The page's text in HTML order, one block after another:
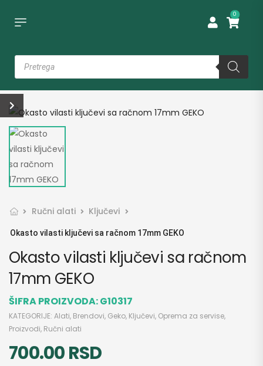
0
Ručni alati Ključevi
Okasto vilasti ključevi sa račnom 17mm GEKO
Okasto vilasti ključevi sa račnom
17mm GEKO
ŠIFRA PROIZVODA:G10317
KATEGORIJE: Alati, Brendovi, Geko, Ključevi, Oprema za servise,
Proizvodi, Ručni alati
700.00RSD